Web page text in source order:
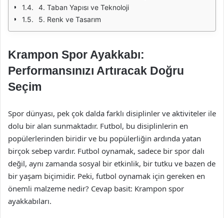
4. Taban Yapısı ve Teknoloji
5. Renk ve Tasarım
Krampon Spor Ayakkabı:
Performansınızı Artıracak Doğru
Seçim
Spor dünyası, pek çok dalda farklı disiplinler ve aktiviteler ile
dolu bir alan sunmaktadır. Futbol, bu disiplinlerin en
popülerlerinden biridir ve bu popülerliğin ardında yatan
birçok sebep vardır. Futbol oynamak, sadece bir spor dalı
değil, aynı zamanda sosyal bir etkinlik, bir tutku ve bazen de
bir yaşam biçimidir. Peki, futbol oynamak için gereken en
önemli malzeme nedir? Cevap basit: Krampon spor
ayakkabıları.